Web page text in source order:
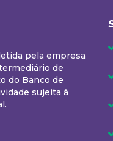
pela empresa
de
do Banco de
sujeita à